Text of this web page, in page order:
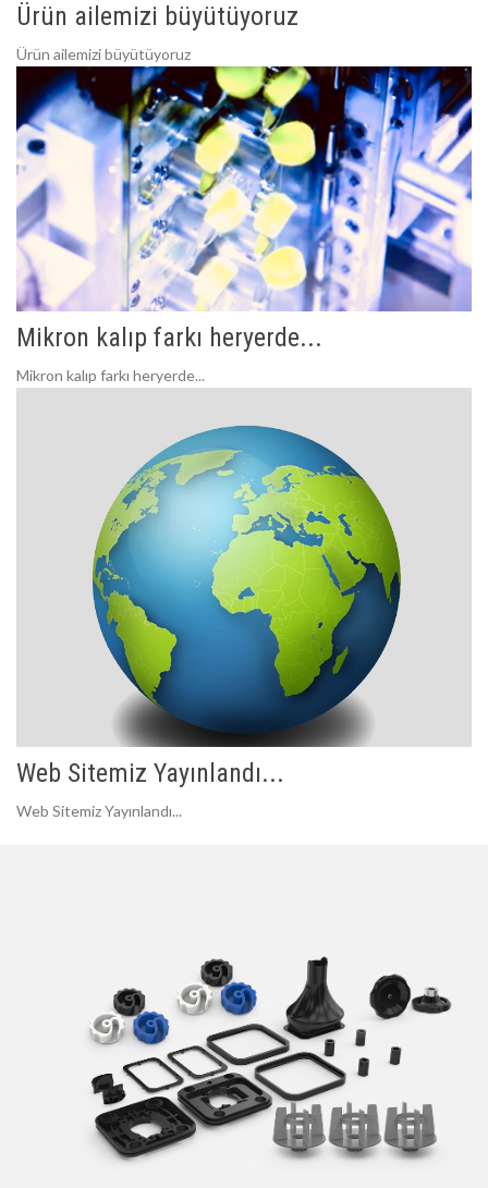
Ürün ailemizi büyütüyoruz
Ürün ailemizi büyütüyoruz
Mikron kalıp farkı heryerde...
Mikron kalıp farkı heryerde...
Web Sitemiz Yayınlandı...
Web Sitemiz Yayınlandı...